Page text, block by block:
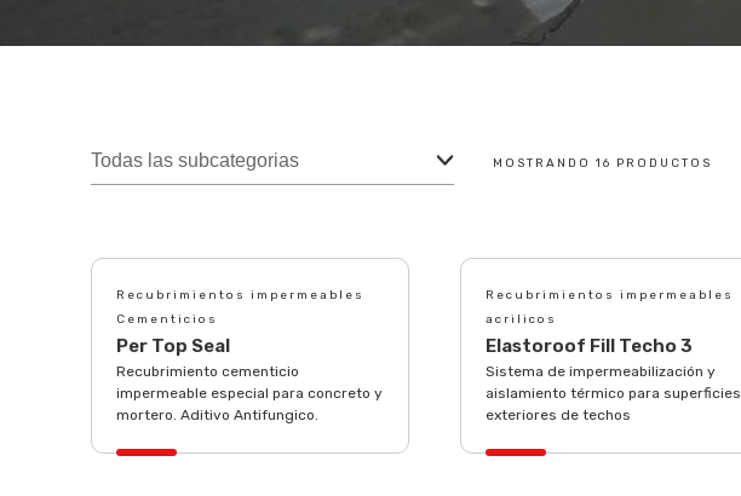
MOSTRANDO 16 PRODUCTOS
Recubrimientos impermeables
Cementicios
Per Top Seal
Recubrimiento cementicio
impermeable especial para concreto y
mortero. Aditivo Antifungico.
Recubrimientos impermeables
acrilicos
Elastoroof Fill Techo 3
Sistema de impermeabilización y
aislamiento térmico para superficies
exteriores de techos